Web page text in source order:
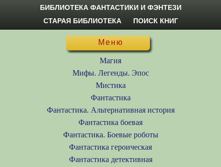
БИБЛИОТЕКА ФАНТАСТИКИ И ФЭНТЕЗИ
СТАРАЯ БИБЛИОТЕКА
ПОИСК КНИГ
Меню
Магия
Мифы. Легенды. Эпос
Мистика
Фантастика
Фантастика. Альтернативная история
Фантастика боевая
Фантастика. Боевые роботы
Фантастика героическая
Фантастика детективная